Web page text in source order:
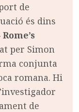
de
és dins
per Simon
conjunta
romana. Hi
de